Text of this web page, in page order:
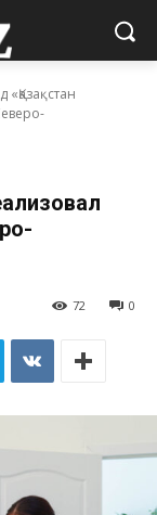
«Қазақстан
0
72